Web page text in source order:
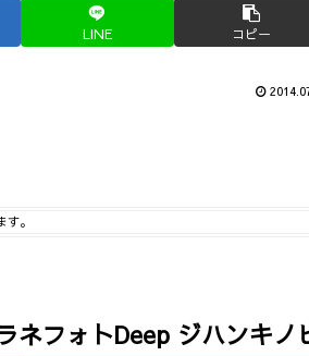
LINE コピー
す。
ネフォトDeep ジハンキノ